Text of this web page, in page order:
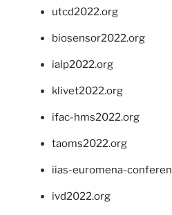
utcd2022.org
biosensor2022.org
ialp2022.org
klivet2022.org
ifac-hms2022.org
taoms2022.org
iias-euromena-
ivd2022.org